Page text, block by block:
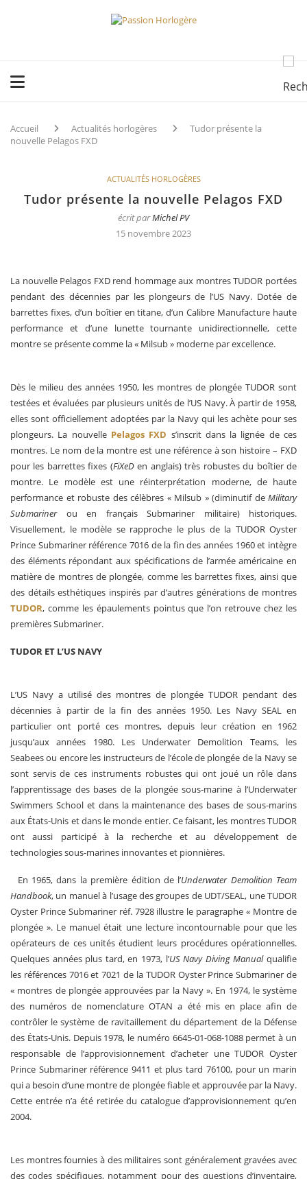
Accueil Actualités horlogères
Tudor présente la
nouvelle Pelagos FXD
ACTUALITÉS HORLOGÈRES
Tudor présente la nouvelle Pelagos FXD
écrit parMichel PV
15 novembre 2023
La nouvelle Pelagos FXD rend hommage aux montres TUDOR portées
pendant des décennies par les plongeurs de l’US Navy. Dotée de
barrettes fixes, d’un boîtier en titane, d’un Calibre Manufacture haute
performance et d’une lunette tournante unidirectionnelle, cette
montre se présente comme la « Milsub » moderne par excellence.
Dès le milieu des années 1950, les montres de plongée TUDOR sont
testées et évaluées par plusieurs unités de l’US Navy. À partir de 1958,
elles sont officiellement adoptées par la Navy qui les achète pour ses
plongeurs. La nouvelle Pelagos FXD s’inscrit dans la lignée de ces
montres. Le nom de la montre est une référence à son histoire – FXD
pour les barrettes fixes (FiXeDen anglais) très robustes du boîtier de
montre. Le modèle est une réinterprétation moderne, de haute
performance et robuste des célèbres « Milsub » (diminutif de Military
Submarinerou en français Submariner militaire) historiques.
Visuellement, le modèle se rapproche le plus de la TUDOR Oyster
Prince Submariner référence 7016 de la fin des années 1960 et intègre
des éléments répondant aux spécifications de l’armée américaine en
matière de montres de plongée, comme les barrettes fixes, ainsi que
des détails esthétiques inspirés par d’autres générations de montres
TUDOR, comme les épaulements pointus que l’on retrouve chez les
premières Submariner.
TUDOR ET L’US NAVY
L’US Navy a utilisé des montres de plongée TUDOR pendant des
décennies à partir de la fin des années 1950. Les Navy SEAL en
particulier ont porté ces montres, depuis leur création en 1962
jusqu’aux années 1980. Les Underwater Demolition Teams, les
Seabees ou encore les instructeurs de l’école de plongée de la Navy se
sont servis de ces instruments robustes qui ont joué un rôle dans
l’apprentissage des bases de la plongée sous‑marine à l’Underwater
Swimmers School et dans la maintenance des bases de sous‑marins
aux États‑Unis et dans le monde entier. Ce faisant, les montres TUDOR
ont aussi participé à la recherche et au développement de
technologies sous‑marines innovantes et pionnières.
En 1965, dans la première édition de l’Underwater Demolition Team
Handbook, un manuel à l’usage des groupes de UDT/SEAL, une TUDOR
Oyster Prince Submariner réf. 7928 illustre le paragraphe « Montre de
plongée ». Le manuel était une lecture incontournable pour que les
opérateurs de ces unités étudient leurs procédures opérationnelles.
Quelques années plus tard, en 1973, l’US Navy Diving Manualqualifie
les références 7016 et 7021 de la TUDOR Oyster Prince Submariner de
« montres de plongée approuvées par la Navy ». En 1974, le système
des numéros de nomenclature OTAN a été mis en place afin de
contrôler le système de ravitaillement du département de la Défense
des États‑Unis. Depuis 1978, le numéro 6645-01-068-1088 permet à un
responsable de l’approvisionnement d’acheter une TUDOR Oyster
Prince Submariner référence 9411 et plus tard 76100, pour un marin
qui a besoin d’une montre de plongée fiable et approuvée par la Navy.
Cette entrée n’a été retirée du catalogue d’approvisionnement qu’en
2004.
Les montres fournies à des militaires sont généralement gravées avec
des codes spécifiques, notamment pour des questions d’inventaire,